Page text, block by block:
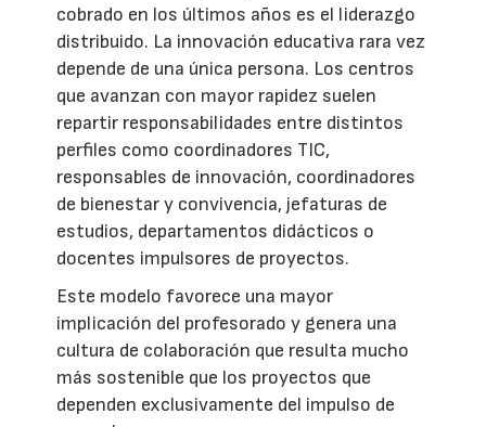
cobrado en los últimos años es el liderazgo
distribuido. La innovación educativa rara vez
depende de una única persona. Los centros
que avanzan con mayor rapidez suelen
repartir responsabilidades entre distintos
perfiles como coordinadores TIC,
responsables de innovación, coordinadores
de bienestar y convivencia, jefaturas de
estudios, departamentos didácticos o
docentes impulsores de proyectos.
Este modelo favorece una mayor
implicación del profesorado y genera una
cultura de colaboración que resulta mucho
más sostenible que los proyectos que
dependen exclusivamente del impulso de